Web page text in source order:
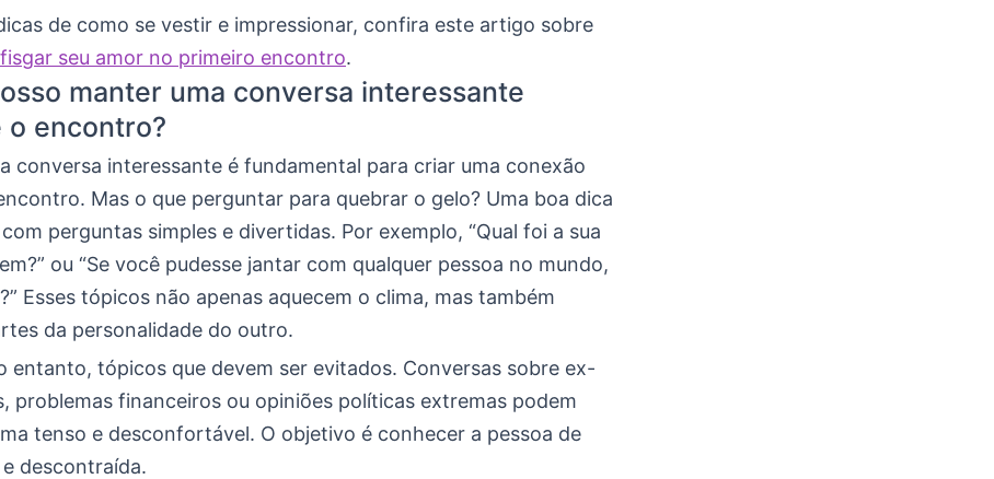
de como se vestir e impressionar, confira este artigo sobre
seu amor no primeiro encontro.
manter uma conversa interessante
o encontro?
conversa interessante é fundamental para criar uma conexão
Mas o que perguntar para quebrar o gelo? Uma boa dica
perguntas simples e divertidas. Por exemplo, “Qual foi a sua
ou “Se você pudesse jantar com qualquer pessoa no mundo,
Esses tópicos não apenas aquecem o clima, mas também
da personalidade do outro.
entanto, tópicos que devem ser evitados. Conversas sobre ex-
problemas financeiros ou opiniões políticas extremas podem
tenso e desconfortável. O objetivo é conhecer a pessoa de
descontraída.